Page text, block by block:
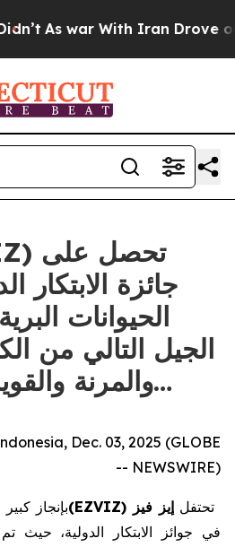
As war With Iran Drove oil
جائزة الابتكار
الحيوانات
الجيل التالي من
والمرنة والقوية للهواء الطل…
Dec. 03, 2025 (GLOBE
NEWSWIRE) --
تحتفل إيز فيز (EZVIZ) بإنجاز كبير
في جوائز الابتكار الدولية، حيث تم